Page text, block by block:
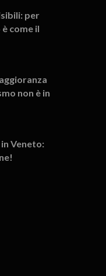
per
come il
non è in
Veneto: